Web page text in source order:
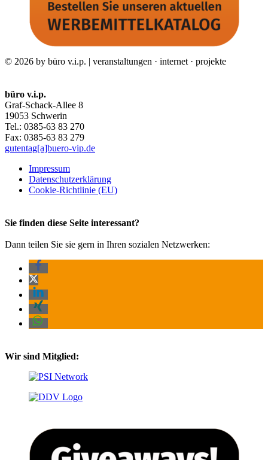
© 2026 by büro v.i.p. | veranstaltungen · internet · projekte
büro v.i.p.
Graf-Schack-Allee 8
19053 Schwerin
Tel.: 0385-63 83 270
Fax: 0385-63 83 279
gutentag[a]buero-vip.de
Impressum
Datenschutz­erklärung
Cookie-Richtlinie (EU)
Sie finden diese Seite interessant?
Dann teilen Sie sie gern in Ihren sozialen Netzwerken:
Wir sind Mitglied: